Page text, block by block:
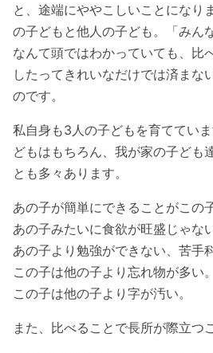
と、途端にややこしいことになり
の子どもと他人の子ども。「みん
なんて頭ではわかっていても、比
したってきれいなだけでは済まな
のです。
私自身も3人の子どもを育ててい
どもはもちろん、我が家の子ども
とも多々あります。
あの子が簡単にできることがこの
あの子みたいに食欲が旺盛じゃない
あの子より勉強ができない、苦手
この子は他の子より忘れ物が多い。
この子は他の子より字が汚い。
また、比べることで長所が際立つ